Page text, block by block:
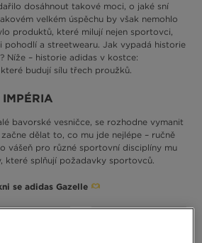
dosáhnout takové moci, o jaké sní
velkém úspěchu by však nemohlo
produktů, které milují nejen sportovci,
pohodlí a streetwearu. Jak vypadá historie
Níže – historie adidas v kostce:
budují sílu třech proužků.
bavorské vesničce, se rozhodne vymanit
dělat to, co mu jde nejlépe – ručně
vášeň pro různé sportovní disciplíny mu
které splňují požadavky sportovců.
se adidas Gazelle